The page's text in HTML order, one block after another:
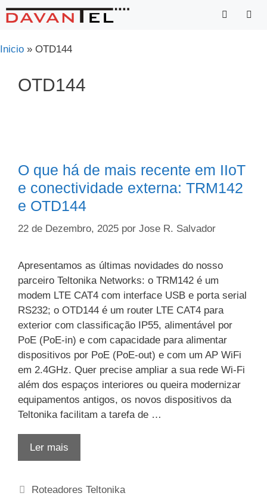
Saltar
para
conteúdo
Inicio » OTD144
OTD144
O que há de mais recente em IIoT
e conectividade externa: TRM142
e OTD144
22 de Dezembro, 2025 por Jose R. Salvador
Apresentamos as últimas novidades do nosso
parceiro Teltonika Networks: o TRM142 é um
modem LTE CAT4 com interface USB e porta serial
RS232; o OTD144 é um router LTE CAT4 para
exterior com classificação IP55, alimentável por
PoE (PoE-in) e com capacidade para alimentar
dispositivos por PoE (PoE-out) e com um AP WiFi
em 2.4GHz. Quer precise ampliar a sua rede Wi-Fi
além dos espaços interiores ou queira modernizar
equipamentos antigos, os novos dispositivos da
Teltonika facilitam a tarefa de …
Ler mais
Categorias
Roteadores Teltonika